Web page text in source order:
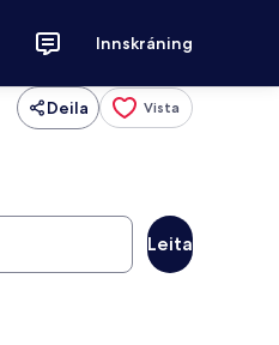
Innskráning
Deila Vista
Leita